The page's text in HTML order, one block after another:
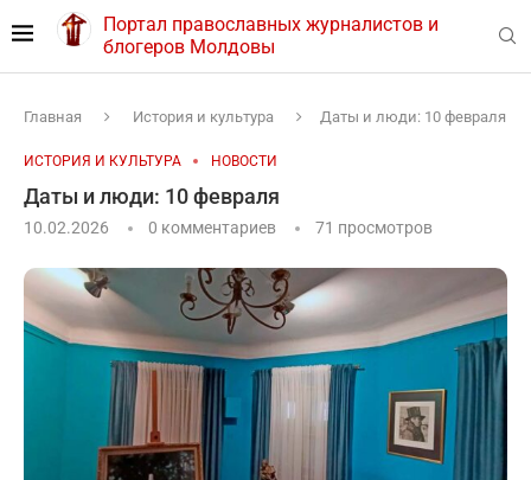
Портал православных журналистов и
блогеров Молдовы
Главная История и культура Даты и люди: 10 февраля
ИСТОРИЯ И КУЛЬТУРА НОВОСТИ
Даты и люди: 10 февраля
10.02.2026 0 комментариев 71 просмотров